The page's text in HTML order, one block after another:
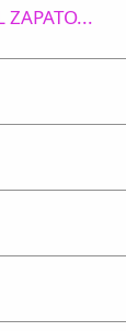
ZAPATO...